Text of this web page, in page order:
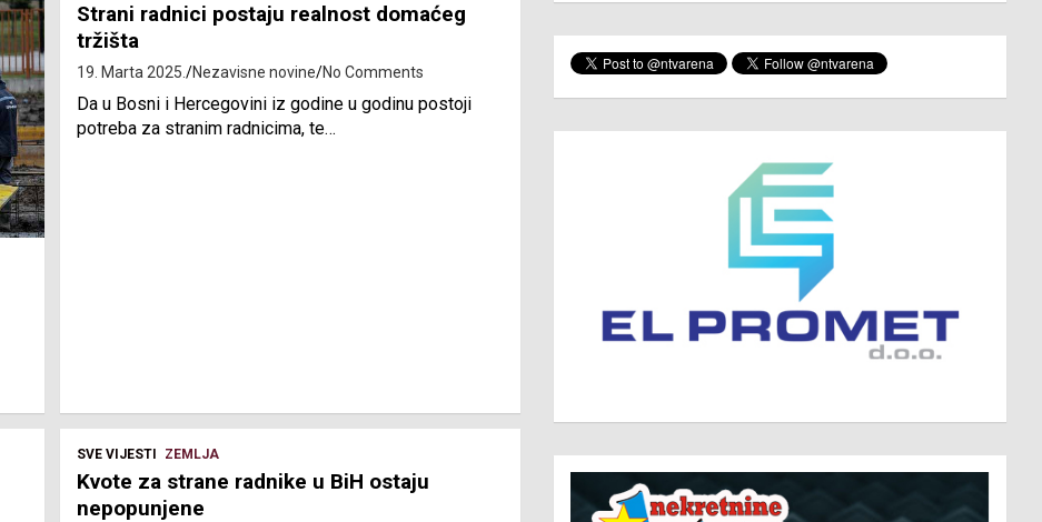
Strani radnici postaju realnost domaćeg
tržišta
19. Marta 2025. Nezavisne novine No Comments
Da u Bosni i Hercegovini iz godine u godinu postoji
potreba za stranim radnicima, te…
SVE VIJESTI ZEMLJA
Kvote za strane radnike u BiH ostaju
nepopunjene